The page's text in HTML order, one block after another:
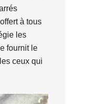
à tous
les
fournit le
ceux qui